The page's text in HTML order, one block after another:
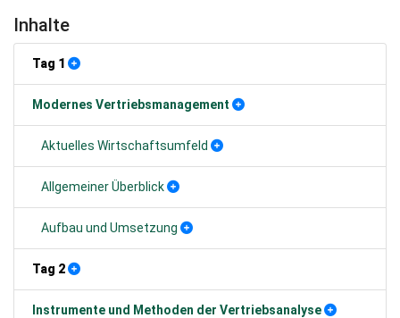
Inhalte
Tag 1
Modernes Vertriebsmanagement
Aktuelles Wirtschaftsumfeld
Allgemeiner Überblick
Aufbau und Umsetzung
Tag 2
Instrumente und Methoden der Vertriebsanalyse